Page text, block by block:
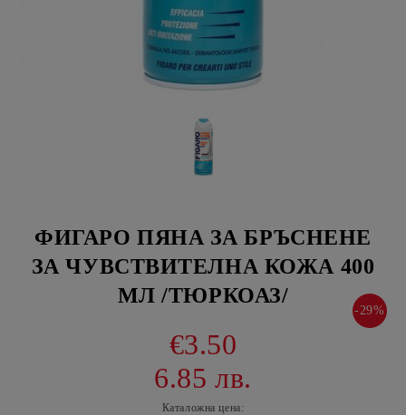
ФИГАРО ПЯНА ЗА БРЪСНЕНЕ
ЗА ЧУВСТВИТЕЛНА КОЖА 400
МЛ /ТЮРКОАЗ/
-29%
€3.50
6.85 лв.
Каталожна цена: